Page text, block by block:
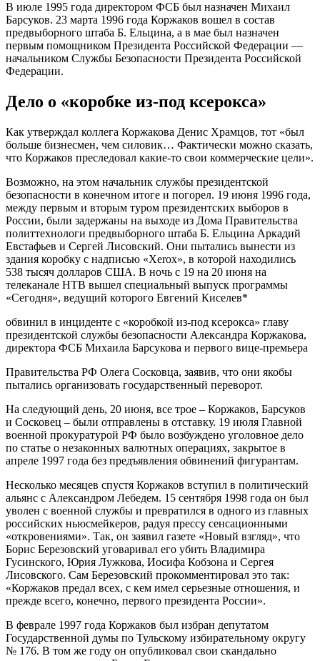
В июле 1995 года директором ФСБ был назначен Михаил
Барсуков. 23 марта 1996 года Коржаков вошел в состав
предвыборного штаба Б. Ельцина, а в мае был назначен
первым помощником Президента Российской Федерации —
начальником Службы Безопасности Президента Российской
Федерации.
Дело о «коробке из-под ксерокса»
Как утверждал коллега Коржакова Денис Храмцов, тот «был
больше бизнесмен, чем силовик… Фактически можно сказать,
что Коржаков преследовал какие-то свои коммерческие цели».
Возможно, на этом начальник службы президентской
безопасности в конечном итоге и погорел. 19 июня 1996 года,
между первым и вторым туром президентских выборов в
России, были задержаны на выходе из Дома Правительства
политтехнологи предвыборного штаба Б. Ельцина Аркадий
Евстафьев и Сергей Лисовский. Они пытались вынести из
здания коробку с надписью «Xerox», в которой находились
538 тысяч долларов США. В ночь с 19 на 20 июня на
телеканале НТВ вышел специальный выпуск программы
«Сегодня», ведущий которого Евгений Киселев*
обвинил в инциденте с «коробкой из-под ксерокса» главу
президентской службы безопасности Александра Коржакова,
директора ФСБ Михаила Барсукова и первого вице-премьера
Правительства РФ Олега Сосковца, заявив, что они якобы
пытались организовать государственный переворот.
На следующий день, 20 июня, все трое – Коржаков, Барсуков
и Сосковец – были отправлены в отставку. 19 июля Главной
военной прокуратурой РФ было возбуждено уголовное дело
по статье о незаконных валютных операциях, закрытое в
апреле 1997 года без предъявления обвинений фигурантам.
Несколько месяцев спустя Коржаков вступил в политический
альянс с Александром Лебедем. 15 сентября 1998 года он был
уволен с военной службы и превратился в одного из главных
российских ньюсмейкеров, радуя прессу сенсационными
«откровениями». Так, он заявил газете «Новый взгляд», что
Борис Березовский уговаривал его убить Владимира
Гусинского, Юрия Лужкова, Иосифа Кобзона и Сергея
Лисовского. Сам Березовский прокомментировал это так:
«Коржаков предал всех, с кем имел серьезные отношения, и
прежде всего, конечно, первого президента России».
В феврале 1997 года Коржаков был избран депутатом
Государственной думы по Тульскому избирательному округу
№ 176. В том же году он опубликовал свои скандально